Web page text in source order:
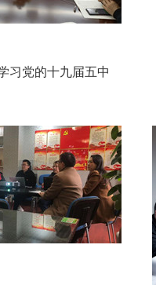
习党的十九届五中